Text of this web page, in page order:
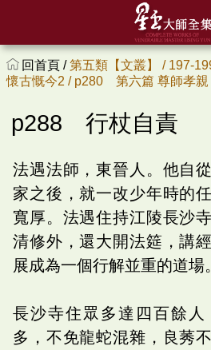
回首頁 /第五類【文叢】 / 197-
懷古慨今2 / p280 第六篇 尊師孝親
p288 行杖自責
法遇法師，東晉人。他自
家之後，就一改少年時的
寬厚。法遇住持江陵長沙
清修外，還大開法筵，講
展成為一個行解並重的道場。
長沙寺住眾多達四百餘人
多，不免龍蛇混雜，良莠